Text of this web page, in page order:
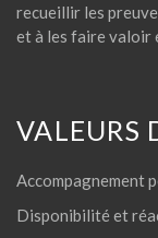
recueillir les
et à les faire valoir
VALEURS
Accompagnement
Disponibilité et